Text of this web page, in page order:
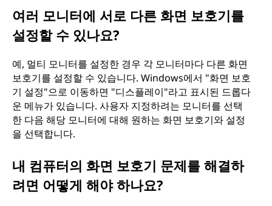
여러 모니터에 서로 다른 화면 보호기를
설정할 수 있나요?
예, 멀티 모니터를 설정한 경우 각 모니터마다 다른 화면
보호기를 설정할 수 있습니다. Windows에서 "화면 보호
기 설정"으로 이동하면 "디스플레이"라고 표시된 드롭다
운 메뉴가 있습니다. 사용자 지정하려는 모니터를 선택
한 다음 해당 모니터에 대해 원하는 화면 보호기와 설정
을 선택합니다.
내 컴퓨터의 화면 보호기 문제를 해결하
려면 어떻게 해야 하나요?